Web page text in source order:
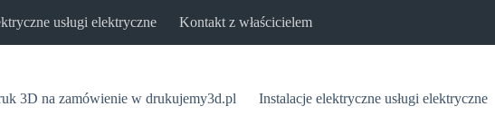
usługi elektryczne Kontakt z właścicielem
3D na zamówienie w drukujemy3d.pl Instalacje elektryczne usługi elektryczne